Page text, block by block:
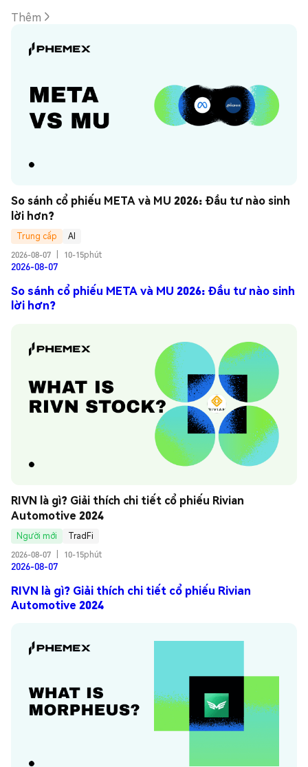
Thêm
So sánh cổ phiếu META và MU 2026: Đầu tư nào sinh
lời hơn?
Trung cấp
AI
2026-08-07
10-15phút
2026-08-07
So sánh cổ phiếu META và MU 2026: Đầu tư nào sinh
lời hơn?
RIVN là gì? Giải thích chi tiết cổ phiếu Rivian
Automotive 2024
Người mới
TradFi
2026-08-07
10-15phút
2026-08-07
RIVN là gì? Giải thích chi tiết cổ phiếu Rivian
Automotive 2024